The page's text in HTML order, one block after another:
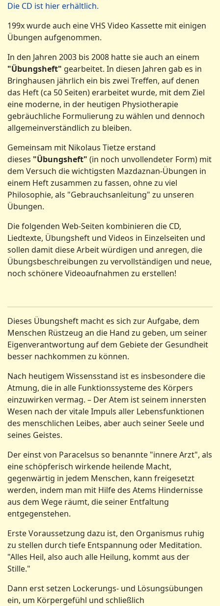
Die CD ist hier erhältlich.
199x wurde auch eine VHS Video Kassette mit einigen
Übungen aufgenommen.
In den Jahren 2003 bis 2008 hatte sie auch an einem
"Übungsheft" gearbeitet. In diesen Jahren gab es in
Bringhausen jährlich ein bis zwei Treffen, auf denen
das Heft (ca 50 Seiten) erarbeitet wurde, mit dem Ziel
eine moderne, in der heutigen Physiotherapie
gebräuchliche Formulierung zu wählen und dennoch
allgemeinverständlich zu bleiben.
Gemeinsam mit Nikolaus Tietze erstand
dieses "Übungsheft" (in noch unvollendeter Form) mit
dem Versuch die wichtigsten Mazdaznan-Übungen in
einem Heft zusammen zu fassen, ohne zu viel
Philosophie, als "Gebrauchsanleitung" zu unseren
Übungen.
Die folgenden Web-Seiten kombinieren die CD,
Liedtexte, Übungsheft und Videos in Einzelseiten und
sollen damit diese Arbeit würdigen und anregen, die
Übungsbeschreibungen zu vervollständigen und neue,
noch schönere Videoaufnahmen zu erstellen!
Dieses Übungsheft macht es sich zur Aufgabe, dem
Menschen Rüstzeug an die Hand zu geben, um seiner
Eigenverantwortung auf dem Gebiete der Gesundheit
besser nachkommen zu können.
Nach heutigem Wissensstand ist es insbesondere die
Atmung, die in alle Funktionssysteme des Körpers
einzuwirken vermag. – Der Atem ist seinem innersten
Wesen nach der vitale Impuls aller Lebensfunktionen
des menschlichen Leibes, aber auch seiner Seele und
seines Geistes.
Der einst von Paracelsus so benannte "innere Arzt", als
eine schöpferisch wirkende heilende Macht,
gegenwärtig in jedem Menschen, kann freigesetzt
werden, indem man mit Hilfe des Atems Hindernisse
aus dem Wege räumt, die seiner Entfaltung
entgegenstehen.
Erste Voraussetzung dazu ist, den Organis­mus ruhig
zu stellen durch tiefe Entspannung oder Meditation.
"Alles Heil, also auch alle Heilung, kommt aus der
Stille."
Dann erst setzen Lockerungs- und Lösungs­übungen
ein, um Körpergefühl und schließlich